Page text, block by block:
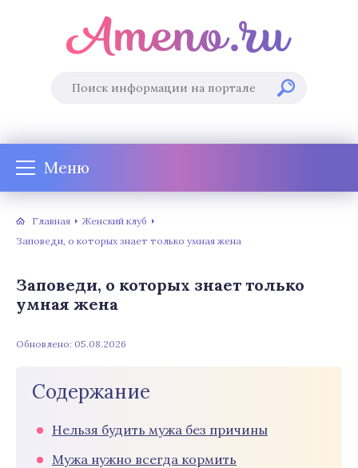
Меню
Главная
Женский клуб
Заповеди, о которых знает только умная жена
Заповеди, о которых знает только
умная жена
Обновлено: 05.08.2026
Содержание
Нельзя будить мужа без причины
Мужа нужно всегда кормить